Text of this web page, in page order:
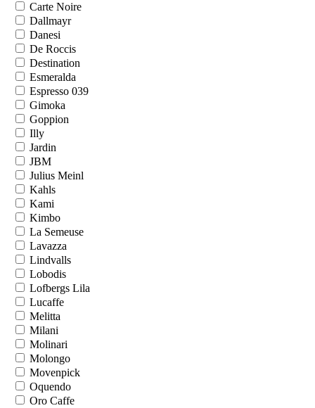
Carte Noire
Dallmayr
Danesi
De Roccis
Destination
Esmeralda
Espresso 039
Gimoka
Goppion
Illy
Jardin
JBM
Julius Meinl
Kahls
Kami
Kimbo
La Semeuse
Lavazza
Lindvalls
Lobodis
Lofbergs Lila
Lucaffe
Melitta
Milani
Molinari
Molongo
Movenpick
Oquendo
Oro Caffe